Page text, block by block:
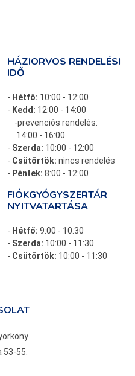
HÁZIORVOS RENDELÉSI
IDŐ
- Hétfő: 10:00 - 12:00
- Kedd: 12:00 - 14:00
-prevenciós rendelés:
14:00 - 16:00
- Szerda: 10:00 - 12:00
- Csütörtök: nincs rendelés
- Péntek: 8:00 - 12:00
FIÓKGYÓGYSZERTÁR
NYITVATARTÁSA
- Hétfő: 9:00 - 10:30
- Szerda: 10:00 - 11:30
- Csütörtök: 10:00 - 11:30
53-55.